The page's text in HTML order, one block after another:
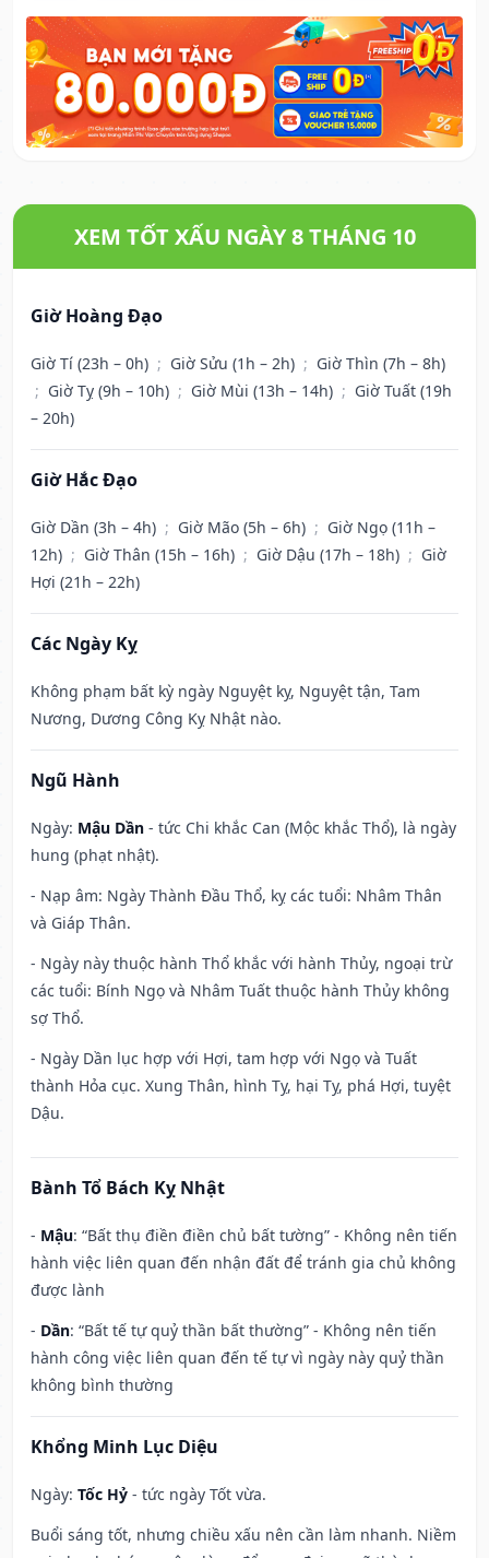
XEM TỐT XẤU NGÀY 8 THÁNG 10
Giờ Hoàng Đạo
Giờ Tí (23h – 0h) ; Giờ Sửu (1h – 2h) ; Giờ Thìn (7h – 8h)
; Giờ Tỵ (9h – 10h) ; Giờ Mùi (13h – 14h) ; Giờ Tuất (19h
– 20h)
Giờ Hắc Đạo
Giờ Dần (3h – 4h) ; Giờ Mão (5h – 6h) ; Giờ Ngọ (11h –
12h) ; Giờ Thân (15h – 16h) ; Giờ Dậu (17h – 18h) ; Giờ
Hợi (21h – 22h)
Các Ngày Kỵ
Không phạm bất kỳ ngày Nguyệt kỵ, Nguyệt tận, Tam
Nương, Dương Công Kỵ Nhật nào.
Ngũ Hành
Ngày: Mậu Dần - tức Chi khắc Can (Mộc khắc Thổ), là ngày
hung (phạt nhật).
- Nạp âm: Ngày Thành Đầu Thổ, kỵ các tuổi: Nhâm Thân
và Giáp Thân.
- Ngày này thuộc hành Thổ khắc với hành Thủy, ngoại trừ
các tuổi: Bính Ngọ và Nhâm Tuất thuộc hành Thủy không
sợ Thổ.
- Ngày Dần lục hợp với Hợi, tam hợp với Ngọ và Tuất
thành Hỏa cục. Xung Thân, hình Tỵ, hại Tỵ, phá Hợi, tuyệt
Dậu.
Bành Tổ Bách Kỵ Nhật
- Mậu: “Bất thụ điền điền chủ bất tường” - Không nên tiến
hành việc liên quan đến nhận đất để tránh gia chủ không
được lành
- Dần: “Bất tế tự quỷ thần bất thường” - Không nên tiến
hành công việc liên quan đến tế tự vì ngày này quỷ thần
không bình thường
Khổng Minh Lục Diệu
Ngày: Tốc Hỷ - tức ngày Tốt vừa.
Buổi sáng tốt, nhưng chiều xấu nên cần làm nhanh. Niềm